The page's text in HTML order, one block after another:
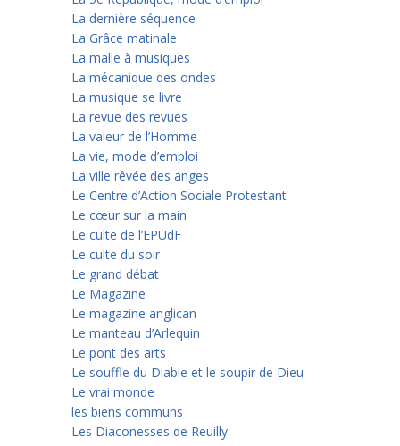
La dernière séquence
La Grâce matinale
La malle à musiques
La mécanique des ondes
La musique se livre
La revue des revues
La valeur de l’Homme
La vie, mode d’emploi
La ville rêvée des anges
Le Centre d’Action Sociale Protestant
Le cœur sur la main
Le culte de l’EPUdF
Le culte du soir
Le grand débat
Le Magazine
Le magazine anglican
Le manteau d’Arlequin
Le pont des arts
Le souffle du Diable et le soupir de Dieu
Le vrai monde
les biens communs
Les Diaconesses de Reuilly